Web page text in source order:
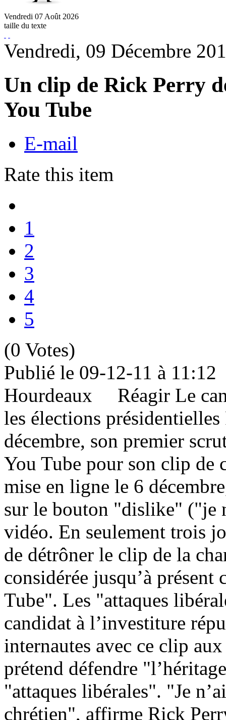
Vendredi 07 Août 2026
taille du texte
Vendredi, 09 Décembre
Un clip de Rick Perry
You Tube
E-mail
Rate this item
1
2
3
4
5
(0 Votes)
Publié le 09-12-11 à
Hourdeaux Réagir Le
les élections
décembre, son premier
You Tube pour son clip de
mise en ligne le 6
sur le bouton "dislike" ("je
vidéo. En seulement trois
de détrôner le clip de la
considérée jusqu’à
Tube". Les "attaques
candidat à l’investiture
internautes avec ce clip
prétend défendre
"attaques libérales". "Je
chrétien", affirme Rick